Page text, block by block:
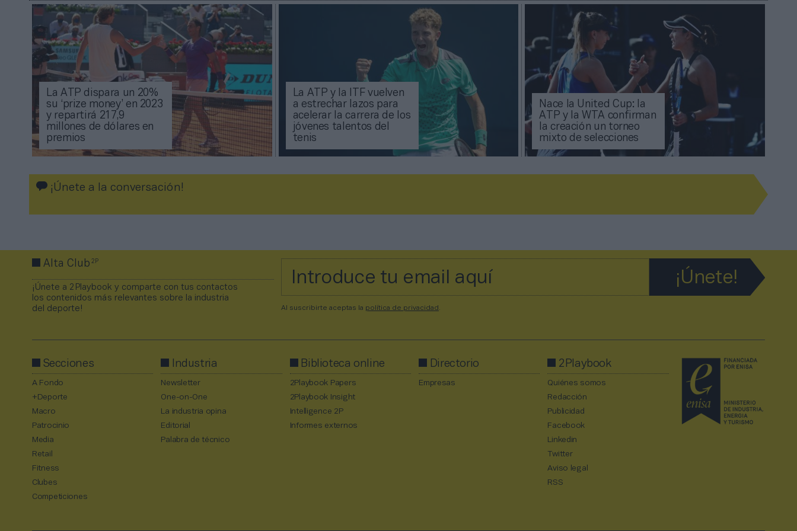
La ATP dispara un 20%
su ‘prize money’ en 2023
y repartirá 217,9
millones de dólares en
premios
La ATP y la ITF vuelven
a estrechar lazos para
acelerar la carrera de los
jóvenes talentos del
tenis
Nace la United Cup: la
ATP y la WTA confirman
la creación un torneo
mixto de selecciones
¡Únete a la conversación!
Alta Club2P
¡Únete a 2Playbook y comparte con tus contactos
los contenidos más relevantes sobre la industria
del deporte!
Al suscribirte aceptas la política de privacidad
Secciones
A Fondo
+Deporte
Macro
Patrocinio
Media
Retail
Fitness
Clubes
Competiciones
Industria
Newsletter
One-on-One
La industria opina
Editorial
Palabra de técnico
Biblioteca online
2Playbook Papers
2Playbook Insight
Intelligence 2P
Informes externos
Directorio
Empresas
2Playbook
Quiénes somos
Redacción
Publicidad
Facebook
Linkedin
Twitter
Aviso legal
RSS